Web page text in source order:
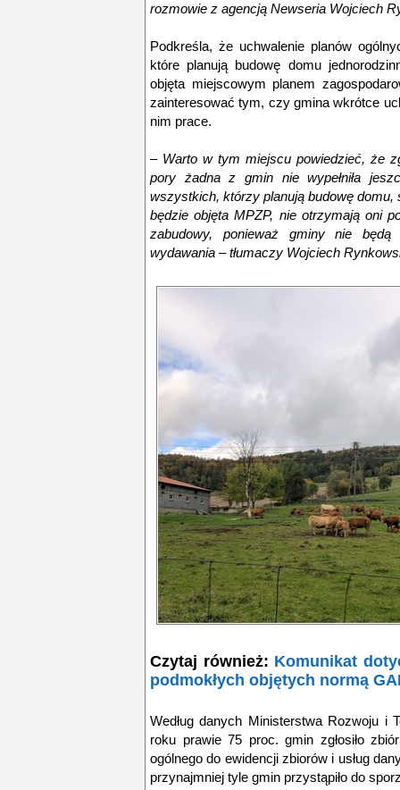
rozmowie z agencją Newseria Wojciech
Podkreśla, że uchwalenie planów
które planują budowę domu
objęta miejscowym planem
zainteresować tym, czy gmina wkrótce
nim prace.
– Warto w tym miejscu powiedzieć, że
pory żadna z gmin nie wypełniła
wszystkich, którzy planują budowę domu,
będzie objęta MPZP, nie otrzymają oni
zabudowy, ponieważ gminy nie
wydawania – tłumaczy Wojciech
Czytaj również: Komunikat
podmokłych objętych normą
Według danych Ministerstwa Rozwoju i
roku prawie 75 proc. gmin zgłosiło
ogólnego do ewidencji zbiorów i usług
przynajmniej tyle gmin przystąpiło do